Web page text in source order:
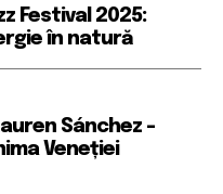
Festival 2025:
în natură
Sánchez –
Veneției